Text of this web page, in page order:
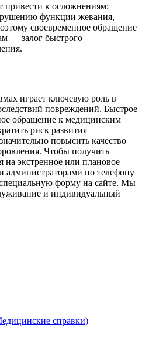
привести к осложнениям:
функции жевания,
своевременное обращение
— залог быстрого
играет ключевую роль в
повреждений. Быстрое
обращение к медицинским
риск развития
повысить качество
Чтобы получить
на экстренное или плановое
администраторами по телефону
форму на сайте. Мы
и индивидуальный
справки)